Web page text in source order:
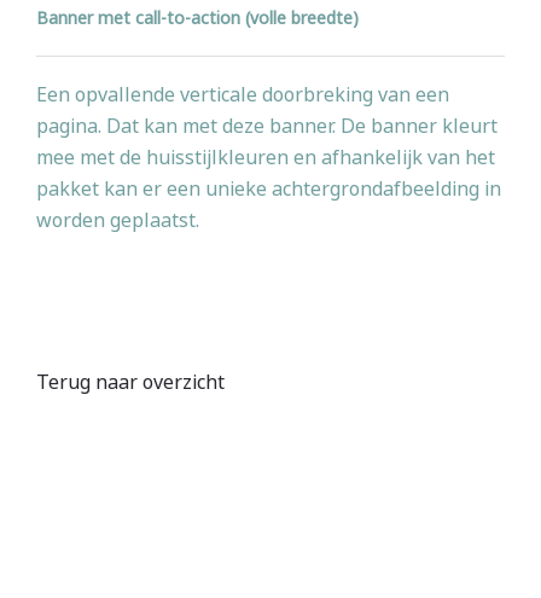
Banner met call-to-action (volle breedte)
Een opvallende verticale doorbreking van een
pagina. Dat kan met deze banner. De banner kleurt
mee met de huisstijlkleuren en afhankelijk van het
pakket kan er een unieke achtergrondafbeelding in
worden geplaatst.
Terug naar overzicht